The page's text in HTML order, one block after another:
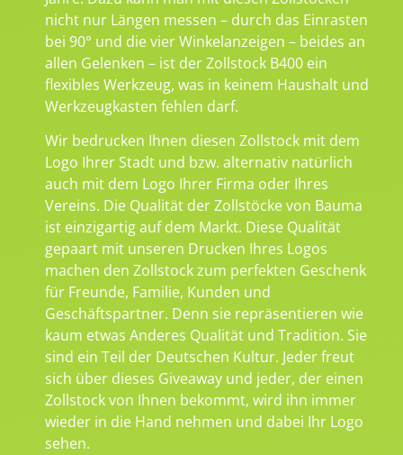
nicht nur Längen messen – durch das Einrasten
bei 90° und die vier Winkelanzeigen – beides an
allen Gelenken – ist der Zollstock B400 ein
flexibles Werkzeug, was in keinem Haushalt und
Werkzeugkasten fehlen darf.
Wir bedrucken Ihnen diesen Zollstock mit dem
Logo Ihrer Stadt und bzw. alternativ natürlich
auch mit dem Logo Ihrer Firma oder Ihres
Vereins. Die Qualität der Zollstöcke von Bauma
ist einzigartig auf dem Markt. Diese Qualität
gepaart mit unseren Drucken Ihres Logos
machen den Zollstock zum perfekten Geschenk
für Freunde, Familie, Kunden und
Geschäftspartner. Denn sie repräsentieren wie
kaum etwas Anderes Qualität und Tradition. Sie
sind ein Teil der Deutschen Kultur. Jeder freut
sich über dieses Giveaway und jeder, der einen
Zollstock von Ihnen bekommt, wird ihn immer
wieder in die Hand nehmen und dabei Ihr Logo
sehen.